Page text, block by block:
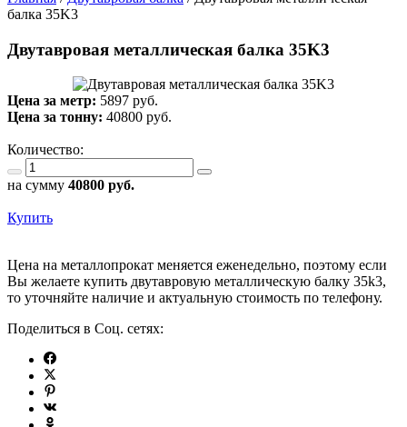
балка 35K3
Двутавровая металлическая балка 35K3
Цена за метр: 5897 руб.
Цена за тонну: 40800 руб.
Количество:
на сумму 40800 руб.
Купить
Цена на металлопрокат меняется еженедельно, поэтому если
Вы желаете купить двутавровую металлическую балку 35k3,
то уточняйте наличие и актуальную стоимость по телефону.
Поделиться в Соц. сетях: